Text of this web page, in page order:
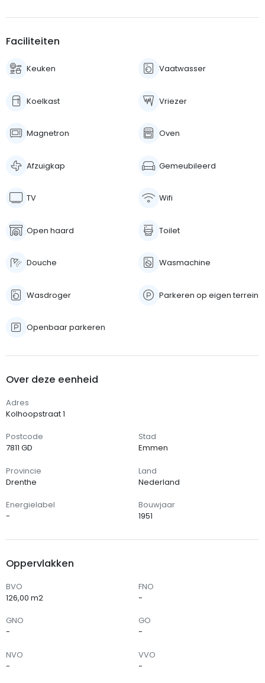
Faciliteiten
Keuken Vaatwasser
Koelkast Vriezer
Magnetron Oven
Afzuigkap Gemeubileerd
TV Wifi
Open haard Toilet
Douche Wasmachine
Wasdroger Parkeren op eigen terrein
Openbaar parkeren
Over deze eenheid
Adres
Kolhoopstraat 1
Postcode
7811 GD
Stad
Emmen
Provincie
Drenthe
Land
Nederland
Energielabel
-
Bouwjaar
1951
Oppervlakken
BVO
126,00 m2
FNO
-
GNO
-
GO
-
NVO
-
VVO
-